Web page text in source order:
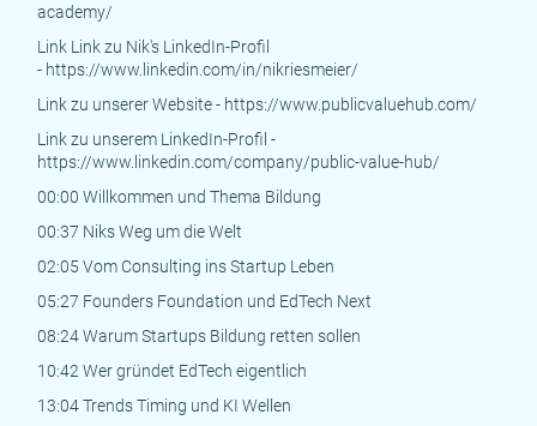
academy/
Link Link zu Nik's LinkedIn-Profil
- https://www.linkedin.com/in/nikriesmeier/
Link zu unserer Website - https://www.publicvaluehub.com/
Link zu unserem LinkedIn-Profil -
https://www.linkedin.com/company/public-value-hub/
00:00 Willkommen und Thema Bildung
00:37 Niks Weg um die Welt
02:05 Vom Consulting ins Startup Leben
05:27 Founders Foundation und EdTech Next
08:24 Warum Startups Bildung retten sollen
10:42 Wer gründet EdTech eigentlich
13:04 Trends Timing und KI Wellen